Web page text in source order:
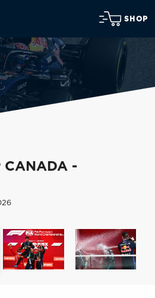
SHOP
CANADA -